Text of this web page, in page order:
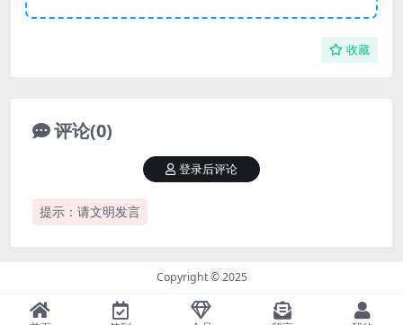
收藏
评论(0)
提示：请文明发言
登录后评论
Copyright © 2025